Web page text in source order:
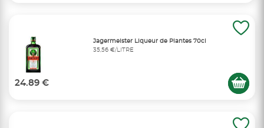
Jagermeister Liqueur de Plantes 70cl
35,56 €/LITRE
24.89 €